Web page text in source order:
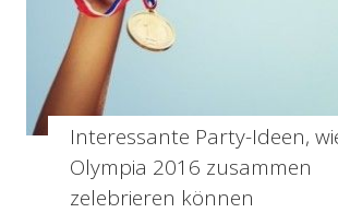
Interessante Party-Ideen,
Olympia 2016 zusammen
zelebrieren können